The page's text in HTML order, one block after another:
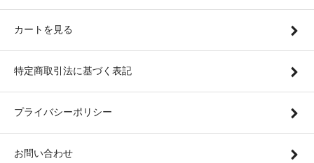
カートを見る
特定商取引法に基づく表記
プライバシーポリシー
お問い合わせ